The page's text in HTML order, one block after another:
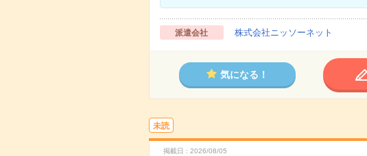
派遣会社 株式会社ニッソーネット
気になる！
未読
掲載日 2026/08/05